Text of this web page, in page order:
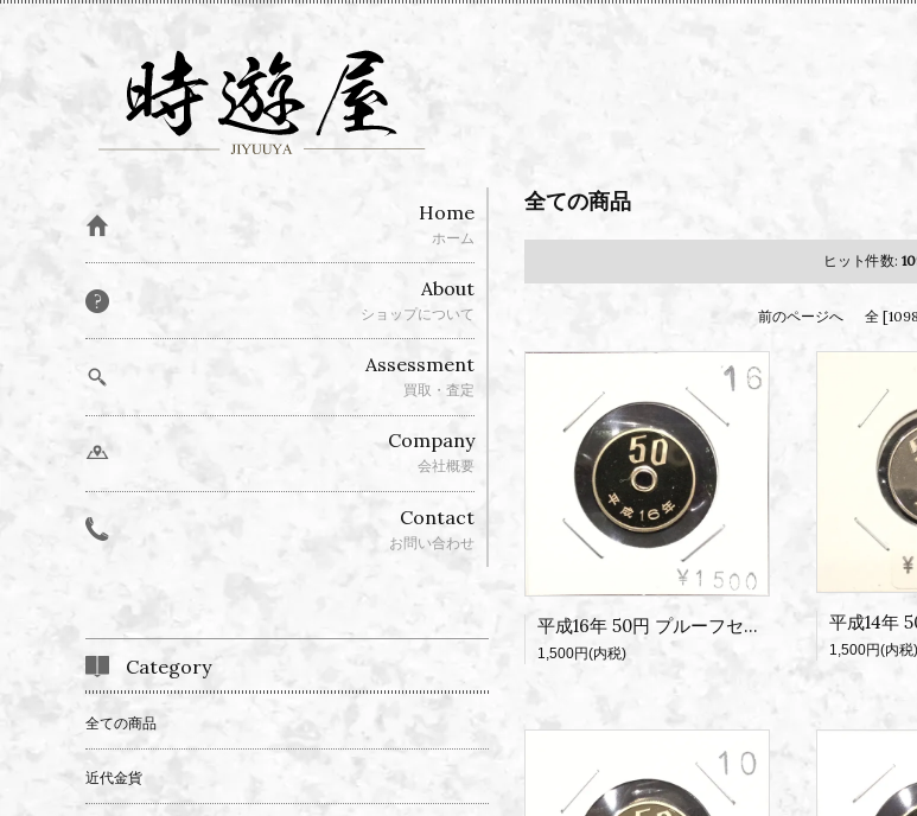
全ての商品
ヒット件数:
前のページへ 全
平成16年 50円 プルーフセット出し
1,500円(内税) 1,500円(内税)
Home
ホーム
About
ショップについて
Assessment
買取・査定
Company
会社概要
Contact
お問い合わせ
Category
全ての商品
近代金貨